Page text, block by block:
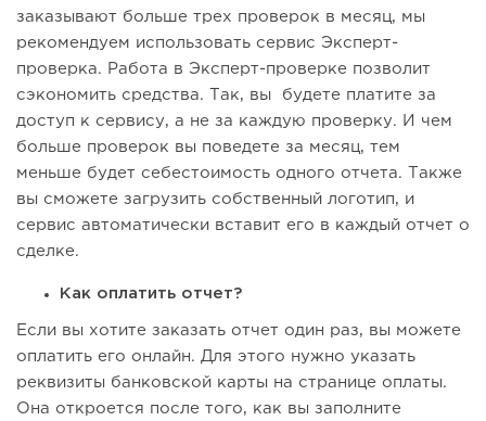
заказывают больше трех проверок в месяц, мы
рекомендуем использовать сервис Эксперт-
проверка. Работа в Эксперт-проверке позволит
сэкономить средства. Так, вы будете платите за
доступ к сервису, а не за каждую проверку. И чем
больше проверок вы поведете за месяц, тем
меньше будет себестоимость одного отчета. Также
вы сможете загрузить собственный логотип, и
сервис автоматически вставит его в каждый отчет о
сделке.
Как оплатить отчет?
Если вы хотите заказать отчет один раз, вы можете
оплатить его онлайн. Для этого нужно указать
реквизиты банковской карты на странице оплаты.
Она откроется после того, как вы заполните